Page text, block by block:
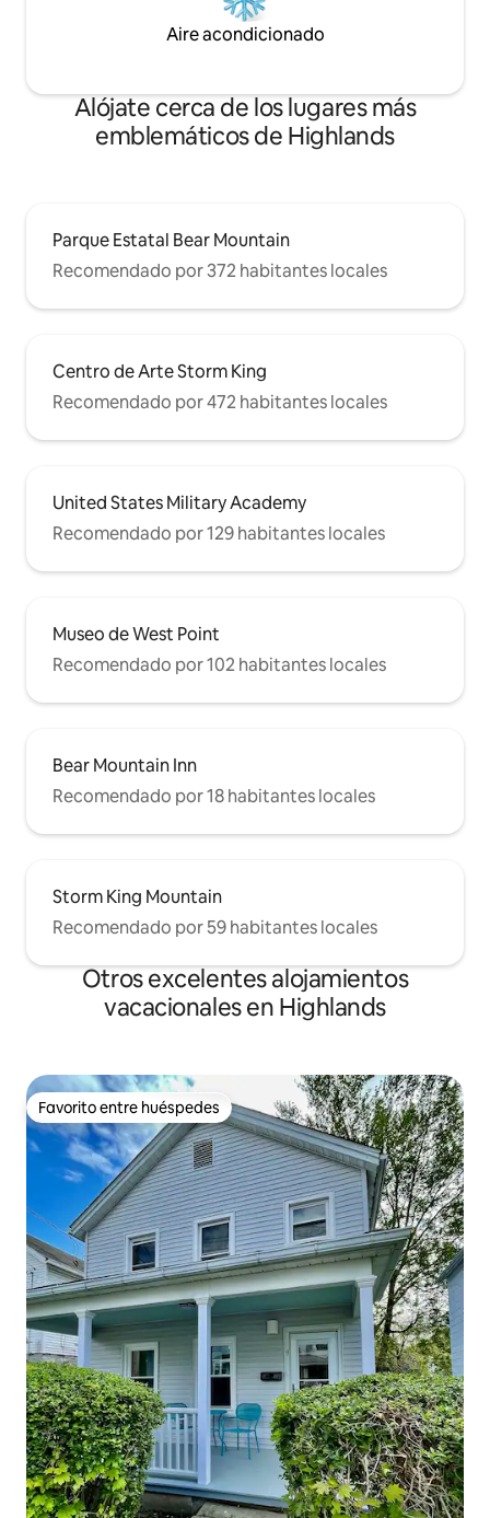
Aire acondicionado
Alójate cerca de los lugares más
emblemáticos de Highlands
Parque Estatal Bear Mountain
Recomendado por 372 habitantes locales
Centro de Arte Storm King
Recomendado por 472 habitantes locales
United States Military Academy
Recomendado por 129 habitantes locales
Museo de West Point
Recomendado por 102 habitantes locales
Bear Mountain Inn
Recomendado por 18 habitantes locales
Storm King Mountain
Recomendado por 59 habitantes locales
Otros excelentes alojamientos
vacacionales en Highlands
Favorito entre huéspedes
Favorito entre huéspedes